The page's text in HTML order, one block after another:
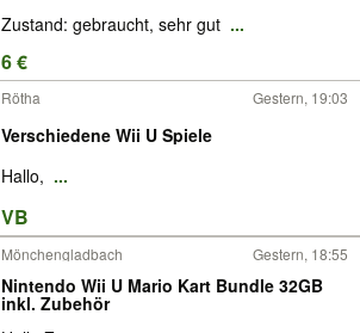
Zustand: gebraucht, sehr gut ...
6 €
Rötha Gestern, 19:03
Verschiedene Wii U Spiele
Hallo, ...
VB
Mönchengladbach Gestern, 18:55
Nintendo Wii U Mario Kart Bundle 32GB
inkl. Zubehör